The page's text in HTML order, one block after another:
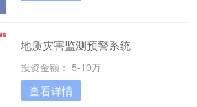
地质灾害监测预警系统
投资金额： 5-10万
查看详情